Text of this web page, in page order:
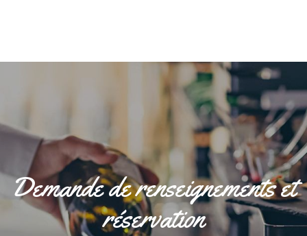
Demande de renseignements et
réservation